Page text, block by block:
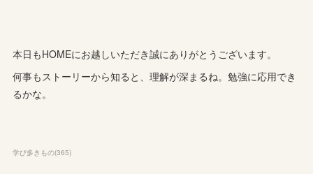
本日もHOMEにお越しいただき誠にありがとうございます。
何事もストーリーから知ると、理解が深まるね。勉強に応用でき
るかな。
学び多きもの(365)